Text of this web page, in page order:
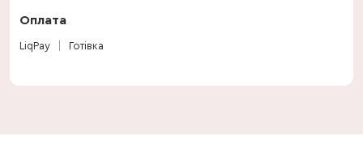
Оплата
LiqPay Готівка